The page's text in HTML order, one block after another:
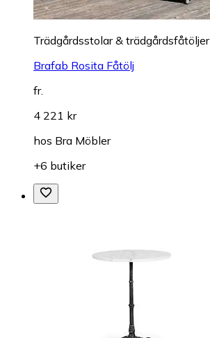
Trädgårdsstolar & trädgårdsfåtöljer
Brafab Rosita Fåtölj
fr.
4 221 kr
hos Bra Möbler
+6 butiker